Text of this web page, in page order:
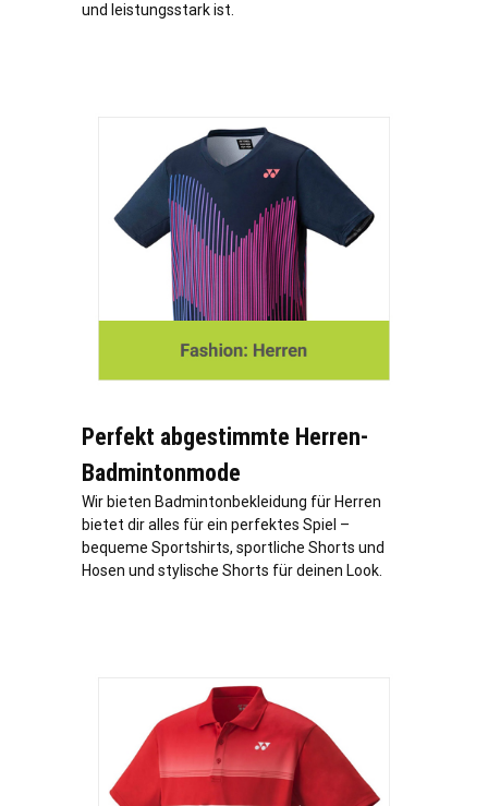
und leistungsstark ist.
Perfekt abgestimmte Herren-
Badmintonmode
Wir bieten Badmintonbekleidung für Herren
bietet dir alles für ein perfektes Spiel –
bequeme Sportshirts, sportliche Shorts und
Hosen und stylische Shorts für deinen Look.